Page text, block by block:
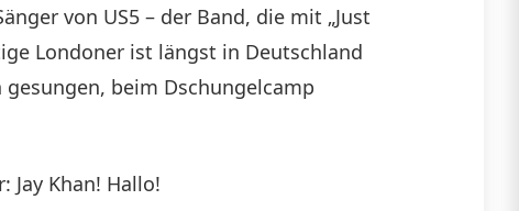
Hoch/Runter
benutzen,
von US5 – der Band, die mit „Just
Londoner ist längst in Deutschland
beim Dschungelcamp
Khan! Hallo!